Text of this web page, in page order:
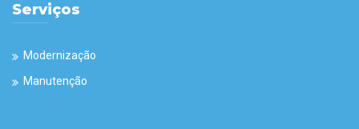
Serviços
Modernização
Manutenção